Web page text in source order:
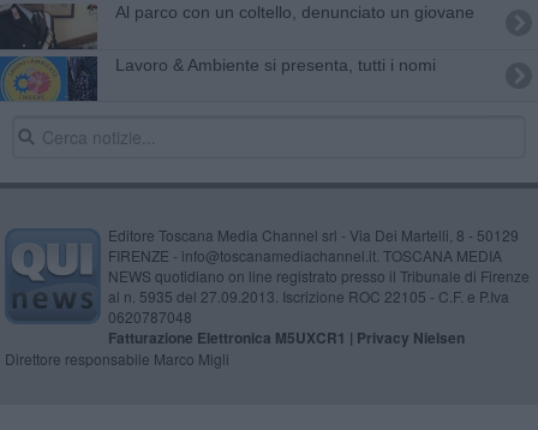
Al parco con un coltello, denunciato un giovane
Lavoro & Ambiente si presenta, tutti i nomi
Editore Toscana Media Channel srl - Via Dei Martelli, 8 - 50129
FIRENZE - info@toscanamediachannel.it. TOSCANA MEDIA
NEWS quotidiano on line registrato presso il Tribunale di Firenze
al n. 5935 del 27.09.2013. Iscrizione ROC 22105 - C.F. e P.Iva
0620787048
Fatturazione Elettronica M5UXCR1 | Privacy Nielsen
Direttore responsabile Marco Migli